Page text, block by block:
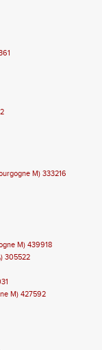
M) 333216
M) 439918
305522
M) 427592